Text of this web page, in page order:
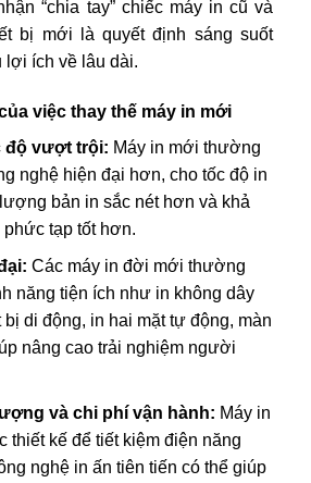
“chia tay” chiếc máy in cũ và
bị mới là quyết định sáng suốt
lợi ích về lâu dài.
việc thay thế máy in mới
độ vượt trội: Máy in mới thường
nghệ hiện đại hơn, cho tốc độ in
bản in sắc nét hơn và khả
tạp tốt hơn.
Các máy in đời mới thường
năng tiện ích như in không dây
di động, in hai mặt tự động, màn
nâng cao trải nghiệm người
và chi phí vận hành: Máy in
kế để tiết kiệm điện năng
nghệ in ấn tiên tiến có thể giúp